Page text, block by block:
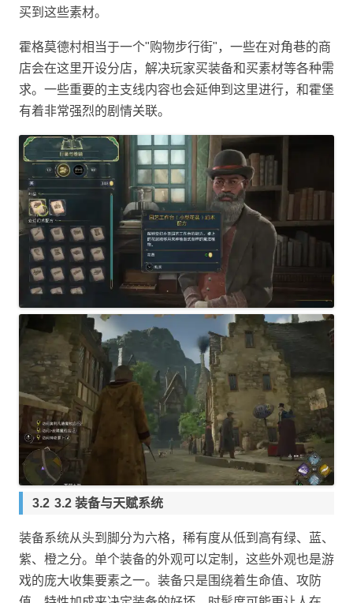
买到这些素材。
霍格莫德村相当于一个"购物步行街"，一些在对角巷的商
店会在这里开设分店，解决玩家买装备和买素材等各种需
求。一些重要的主支线内容也会延伸到这里进行，和霍堡
有着非常强烈的剧情关联。
3.2 装备与天赋系统
装备系统从头到脚分为六格，稀有度从低到高有绿、蓝、
紫、橙之分。单个装备的外观可以定制，这些外观也是游
戏的庞大收集要素之一。装备只是围绕着生命值、攻防